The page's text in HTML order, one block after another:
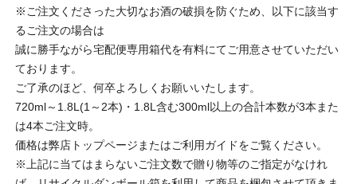
※ご注文くださった大切なお酒の破損を防ぐため、以下に該当す
るご注文の場合は
誠に勝手ながら宅配便専用箱代を有料にてご用意させていただい
ております。
ご了承のほど、何卒よろしくお願いいたします。
720ml～1.8L(1～2本)・1.8L含む300ml以上の合計本数が3本また
は4本ご注文時。
価格は弊店トップページまたはご利用ガイドをご覧ください。
※上記に当てはまらないご注文数で贈り物等のご指定がなけれ